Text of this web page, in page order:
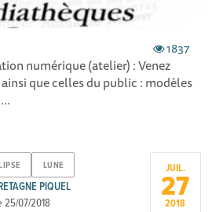
1837
numérique (atelier) : Venez
que celles du public : modèles
LUNE
PIQUEL
25/07/2018
JUIL.
27
2018